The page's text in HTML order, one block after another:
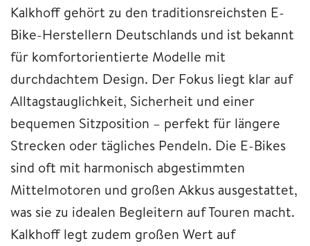
Kalkhoff gehört zu den traditionsreichsten E-
Bike-Herstellern Deutschlands und ist bekannt
für komfortorientierte Modelle mit
durchdachtem Design. Der Fokus liegt klar auf
Alltagstauglichkeit, Sicherheit und einer
bequemen Sitzposition – perfekt für längere
Strecken oder tägliches Pendeln. Die E-Bikes
sind oft mit harmonisch abgestimmten
Mittelmotoren und großen Akkus ausgestattet,
was sie zu idealen Begleitern auf Touren macht.
Kalkhoff legt zudem großen Wert auf